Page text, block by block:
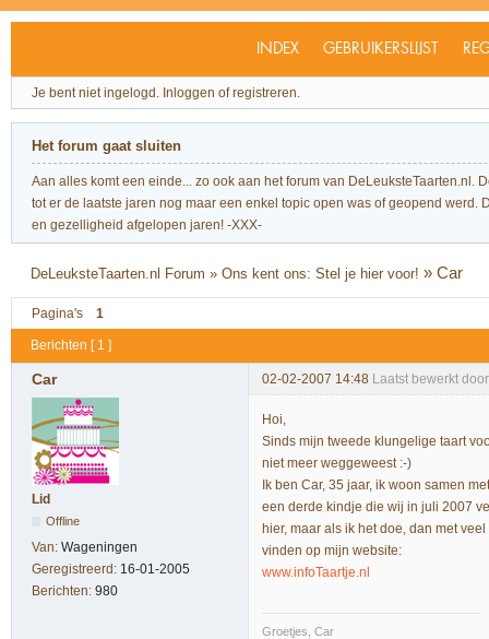
INDEX GEBRUIKERSLIJST
Je bent niet ingelogd. Inloggen of registreren.
Het forum gaat sluiten
Aan alles komt een einde... zo ook aan het forum van
tot er de laatste jaren nog maar een enkel topic open was of geopend
en gezelligheid afgelopen jaren! -XXX-
DeLeuksteTaarten.nl Forum »Ons kent ons: Stel je hier voor! »Car
Pagina's 1
Berichten [ 1 ]
Car 02-02-2007 14:48 Laatst bewerkt
Lid
Offline
Van: Wageningen
Geregistreerd: 16-01-2005
Berichten: 980
Hoi,
Sinds mijn tweede klungelige taart
niet meer weggeweest :-)
Ik ben Car, 35 jaar, ik woon samen
een derde kindje die wij in juli 2007
hier, maar als ik het doe, dan met
vinden op mijn website:
www.infoTaartje.nl
Groetjes, Car